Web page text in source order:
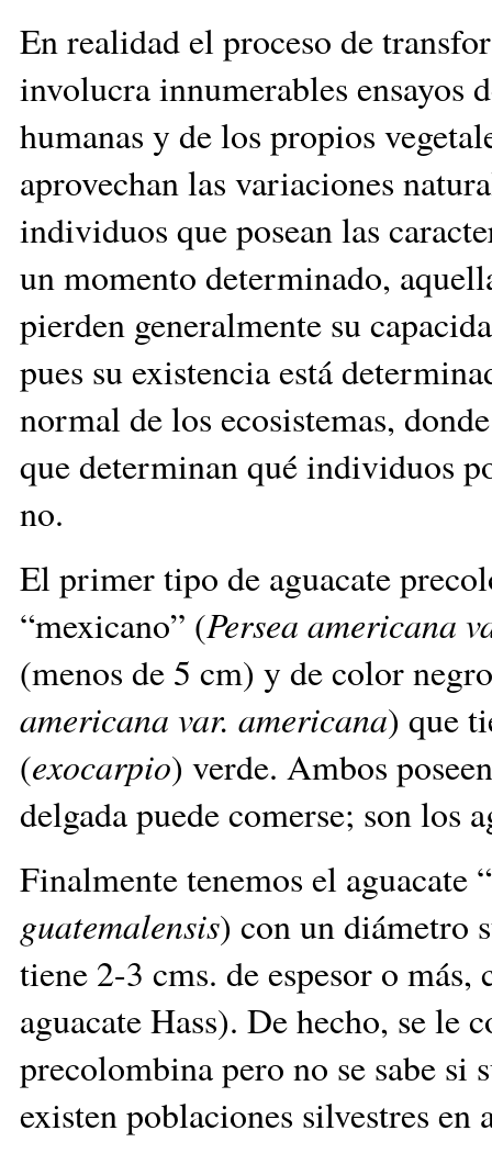
En realidad el proceso de
involucra innumerables ensayos
humanas y de los propios
aprovechan las variaciones
individuos que posean las
un momento determinado,
pierden generalmente su
pues su existencia está
normal de los ecosistemas,
que determinan qué individuos
no.
El primer tipo de aguacate
“mexicano” (Persea americana
(menos de 5 cm) y de color
americana var. americana) que
(exocarpio) verde. Ambos
delgada puede comerse; son los
Finalmente tenemos el aguacate
guatemalensis) con un diámetro
tiene 2-3 cms. de espesor o
aguacate Hass). De hecho, se le
precolombina pero no se sabe si
existen poblaciones silvestres en